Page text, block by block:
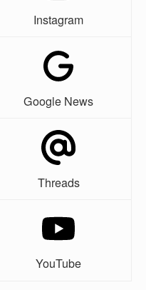
Instagram
Google News
Threads
YouTube